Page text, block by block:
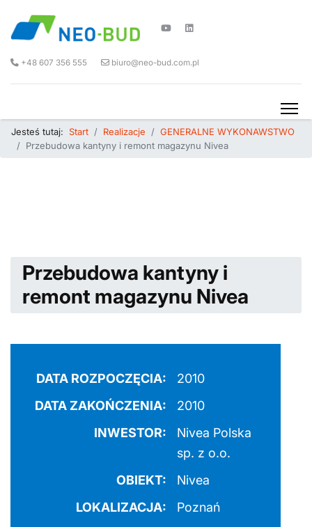
+48 607 356 555 biuro@neo-bud.com.pl
Jesteś tutaj: Start Realizacje
GENERALNE WYKONAWSTWO
Przebudowa kantyny i remont magazynu Nivea
Przebudowa kantyny i
remont magazynu Nivea
DATA ROZPOCZĘCIA:
2010
DATA ZAKOŃCZENIA:
2010
INWESTOR:
Nivea Polska
sp. z o.o.
OBIEKT:
Nivea
LOKALIZACJA:
Poznań